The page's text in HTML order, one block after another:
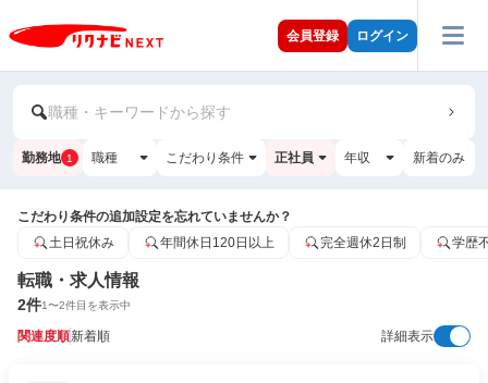
会員登録 ログイン
職種・キーワードから探す
勤務地 1 職種 こだわり条件 正社員 年収 新着のみ
こだわり条件の追加設定を忘れていませんか？
土日祝休み
年間休日120日以上 完全週休2日制 学歴
転職・求人情報
2件1〜2件目を表示中
関連度順新着順 詳細表示